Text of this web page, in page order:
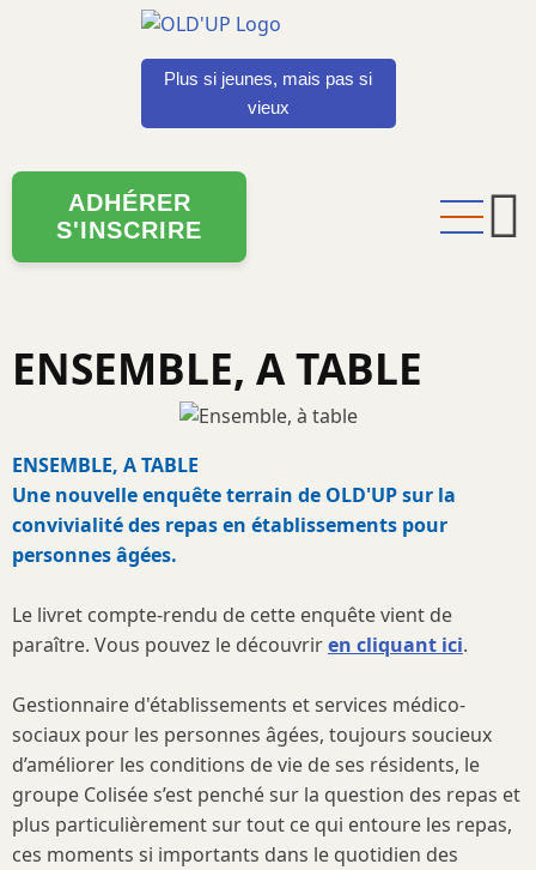
Plus si jeunes, mais pas si
vieux
ADHÉRER
S'INSCRIRE
ENSEMBLE, A TABLE
ENSEMBLE, A TABLE
Une nouvelle enquête terrain de OLD'UP sur la
convivialité des repas en établissements pour
personnes âgées.
Le livret compte-rendu de cette enquête vient de
paraître. Vous pouvez le découvriren cliquant ici.
Gestionnaire d'établissements et services médico-
sociaux pour les personnes âgées, toujours soucieux
d’améliorer les conditions de vie de ses résidents, le
groupe Colisée s’est penché sur la question des repas et
plus particulièrement sur tout ce qui entoure les repas,
ces moments si importants dans le quotidien des